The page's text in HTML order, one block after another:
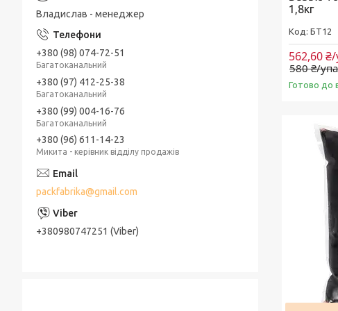
1,8кг
БТ12
580 ₴/
562,60
Готово до
Владислав - менеджер
+380 (98) 074-72-51
Багатоканальний
+380 (97) 412-25-38
Багатоканальний
+380 (99) 004-16-76
Багатоканальний
+380 (96) 611-14-23
Микита - керівник відділу продажів
packfabrika@gmail.com
+380980747251 (Viber)